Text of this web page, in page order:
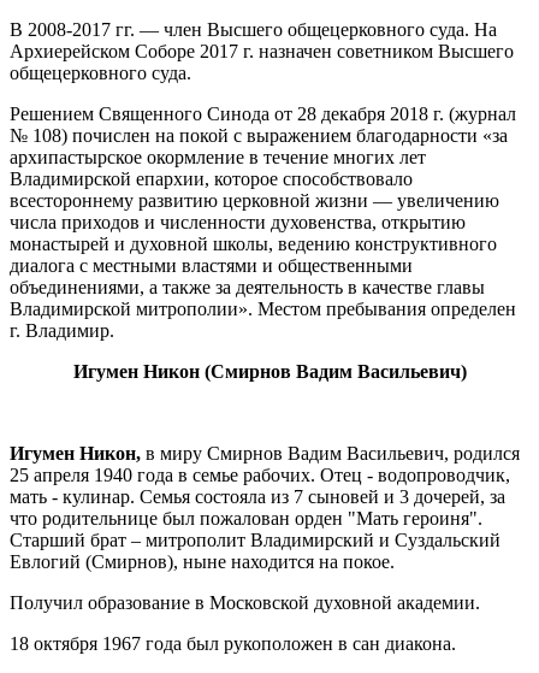
В 2008-2017 гг. — член Высшего общецерковного суда. На
Архиерейском Соборе 2017 г. назначен советником Высшего
общецерковного суда.
Решением Священного Синода от 28 декабря 2018 г. (журнал
№ 108) почислен на покой с выражением благодарности «за
архипастырское окормление в течение многих лет
Владимирской епархии, которое способствовало
всестороннему развитию церковной жизни — увеличению
числа приходов и численности духовенства, открытию
монастырей и духовной школы, ведению конструктивного
диалога с местными властями и общественными
объединениями, а также за деятельность в качестве главы
Владимирской митрополии». Местом пребывания определен
г. Владимир.
Игумен Никон (Смирнов Вадим Васильевич)
Игумен Никон, в миру Смирнов Вадим Васильевич, родился
25 апреля 1940 года в семье рабочих. Отец - водопроводчик,
мать - кулинар. Семья состояла из 7 сыновей и 3 дочерей, за
что родительнице был пожалован орден "Мать героиня".
Старший брат – митрополит Владимирский и Суздальский
Евлогий (Смирнов), ныне находится на покое.
Получил образование в Московской духовной академии.
18 октября 1967 года был рукоположен в сан диакона.